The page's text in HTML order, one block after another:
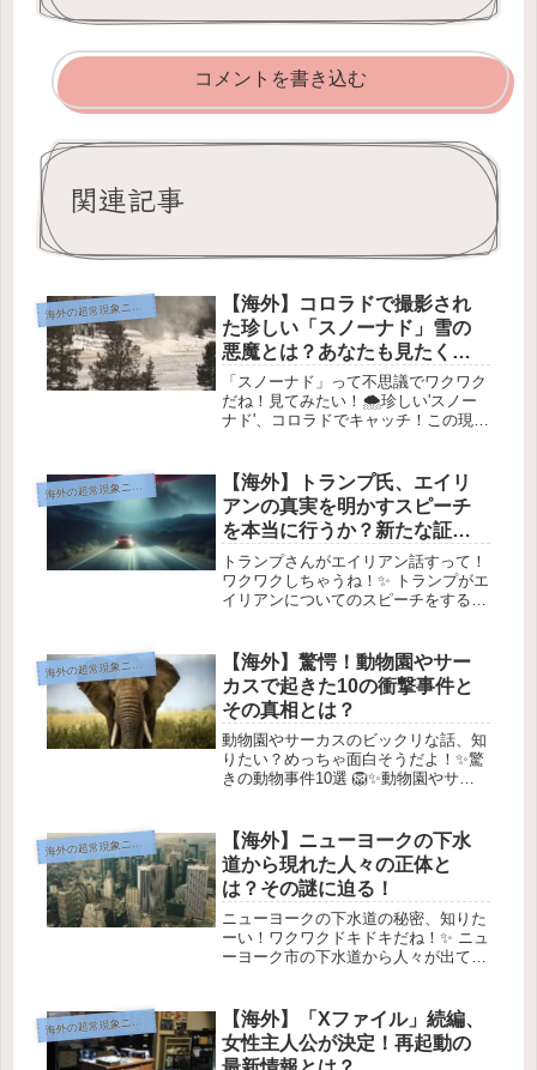
コメントを書き込む
関連記事
海
外の超常現象ニュース
【海外】コロラドで撮影され
た珍しい「スノーナド」雪の
悪魔とは？あなたも見たくな
る自然の不思議！
「スノーナド」って不思議でワクワク
だね！見てみたい！🌨️珍しい'スノー
ナド'、コロラドでキャッチ！この現象
住民たちは、森の近くで見ることがで
きる...
海
外の超常現象ニュース
【海外】トランプ氏、エイリ
アンの真実を明かすスピーチ
を本当に行うか？新たな証拠
が浮上！
トランプさんがエイリアン話すって！
ワクワクしちゃうね！✨ トランプがエ
イリアンについてのスピーチをするか
の義理の娘が、彼が今年中にエイリア
ンの存在...
海
外の超常現象ニュース
【海外】驚愕！動物園やサー
カスで起きた10の衝撃事件と
その真相とは？
動物園やサーカスのビックリな話、知
りたい？めっちゃ面白そうだよ！✨驚
きの動物事件10選 🦁✨動物園やサー
は、その中でも特に衝撃的だった10の
事件をご紹介します！🌍 やっぱり
動...
海
外の超常現象ニュース
【海外】ニューヨークの下水
道から現れた人々の正体と
は？その謎に迫る！
ニューヨークの下水道の秘密、知りた
ーい！ワクワクドキドキだね！✨ ニュ
ーヨーク市の下水道から人々が出てく
最近、ニューヨーク市で人々がマ...
海
外の超常現象ニュース
【海外】「Xファイル」続編、
女性主人公が決定！再起動の